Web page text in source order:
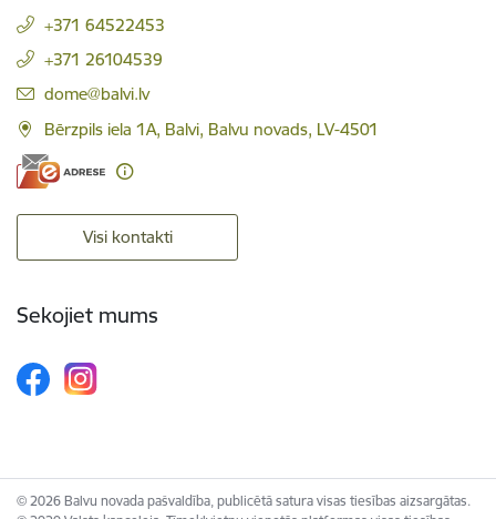
+371 64522453
+371 26104539
E-pasts:
dome@balvi.lv
Bērzpils iela 1A, Balvi, Balvu novads, LV-4501
Visi kontakti
Sekojiet mums
© 2026 Balvu novada pašvaldība, publicētā satura visas tiesības aizsargātas.